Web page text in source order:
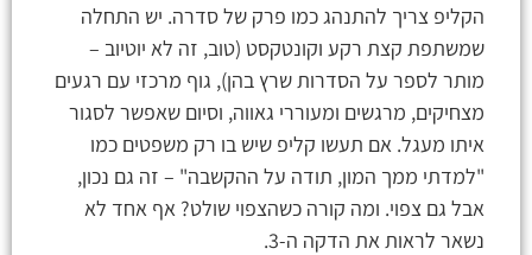
הקליפ צריך להתנהג כמו פרק של סדרה. יש התחלה
שמשתפת קצת רקע וקונטקסט (טוב, זה לא יוטיוב –
מותר לספר על הסדרות שרץ בהן), גוף מרכזי עם רגעים
מצחיקים, מרגשים ומעוררי גאווה, וסיום שאפשר לסגור
איתו מעגל. אם תעשו קליפ שיש בו רק משפטים כמו
"למדתי ממך המון, תודה על ההקשבה" – זה גם נכון,
אבל גם צפוי. ומה קורה כשהצפוי שולט? אף אחד לא
נשאר לראות את הדקה ה-3.